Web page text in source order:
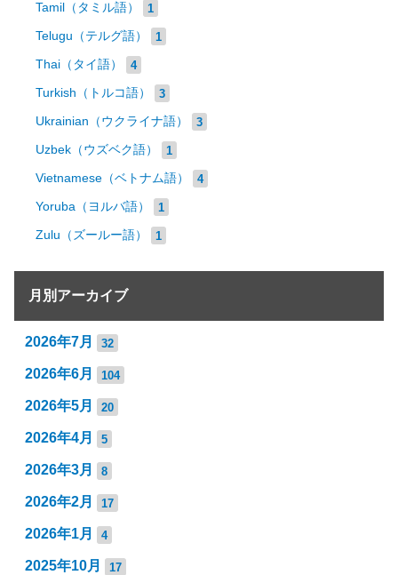
Tamil（タミル語） 1
Telugu（テルグ語） 1
Thai（タイ語） 4
Turkish（トルコ語） 3
Ukrainian（ウクライナ語） 3
Uzbek（ウズベク語） 1
Vietnamese（ベトナム語） 4
Yoruba（ヨルバ語） 1
Zulu（ズールー語） 1
月別アーカイブ
2026年7月 32
2026年6月 104
2026年5月 20
2026年4月 5
2026年3月 8
2026年2月 17
2026年1月 4
2025年10月 17